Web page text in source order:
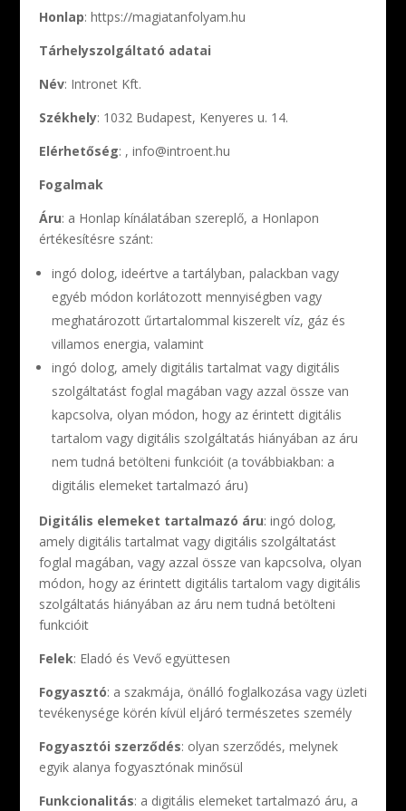
Honlap: https://magiatanfolyam.hu
Tárhelyszolgáltató adatai
Név: Intronet Kft.
Székhely: 1032 Budapest, Kenyeres u. 14.
Elérhetőség: , info@introent.hu
Fogalmak
Áru: a Honlap kínálatában szereplő, a Honlapon
értékesítésre szánt:
ingó dolog, ideértve a tartályban, palackban vagy
egyéb módon korlátozott mennyiségben vagy
meghatározott űrtartalommal kiszerelt víz, gáz és
villamos energia, valamint
ingó dolog, amely digitális tartalmat vagy digitális
szolgáltatást foglal magában vagy azzal össze van
kapcsolva, olyan módon, hogy az érintett digitális
tartalom vagy digitális szolgáltatás hiányában az áru
nem tudná betölteni funkcióit (a továbbiakban: a
digitális elemeket tartalmazó áru)
Digitális elemeket tartalmazó áru: ingó dolog,
amely digitális tartalmat vagy digitális szolgáltatást
foglal magában, vagy azzal össze van kapcsolva, olyan
módon, hogy az érintett digitális tartalom vagy digitális
szolgáltatás hiányában az áru nem tudná betölteni
funkcióit
Felek: Eladó és Vevő együttesen
Fogyasztó: a szakmája, önálló foglalkozása vagy üzleti
tevékenysége körén kívül eljáró természetes személy
Fogyasztói szerződés: olyan szerződés, melynek
egyik alanya fogyasztónak minősül
Funkcionalitás: a digitális elemeket tartalmazó áru, a